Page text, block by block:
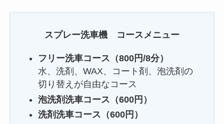
スプレー洗車機 コースメニュー
フリー洗車コース（800円/8分）
水、洗剤、WAX、コート剤、泡洗剤の
切り替えが自由なコース
泡洗剤洗車コース（600円）
洗剤洗車コース（600円）